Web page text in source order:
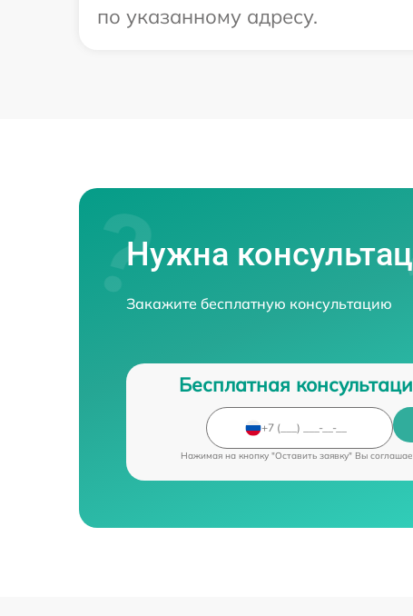
по указанному адресу.
Нужна
Закажите бесплатную консультацию
Бесплатная
Нажимая на кнопку "Оставить заявку" Вы